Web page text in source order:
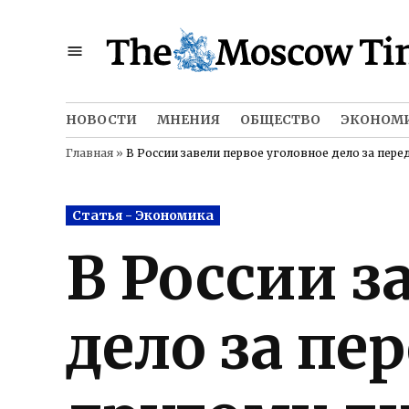
НОВОСТИ МНЕНИЯ ОБЩЕСТВО
Главная » В России завели первое уголовное дело за
Posted
in
Статья - Экономика
В России
дело за